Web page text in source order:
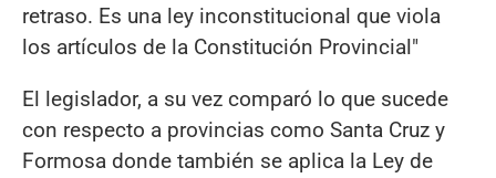
retraso. Es una ley inconstitucional que viola
los artículos de la Constitución Provincial"
El legislador, a su vez comparó lo que sucede
con respecto a provincias como Santa Cruz y
Formosa donde también se aplica la Ley de